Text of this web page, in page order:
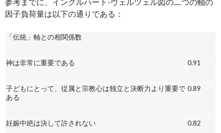
因子負荷量は以下の通りである：
「伝統」軸との相関係数
神は非常に重要である 0.91
子どもにとって、従属と宗教心は独立と決断力より重要で
ある
0.89
妊娠中絶は決して許されない 0.82